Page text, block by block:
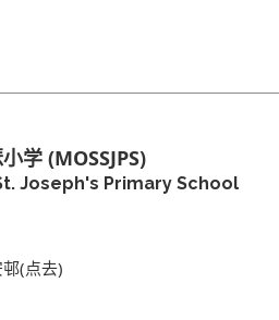
学 (MOSSJPS)
Joseph's Primary School
(点去)